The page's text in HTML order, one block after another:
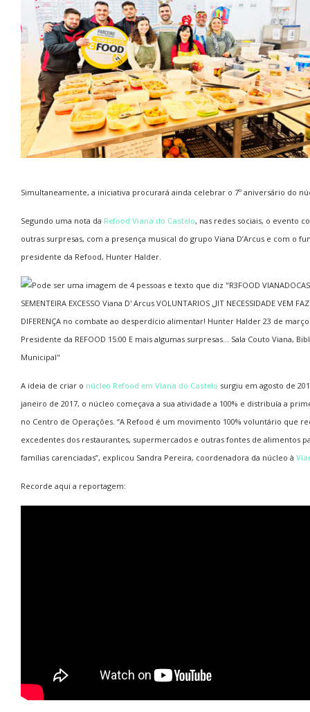
Simultaneamente, a iniciativa procurará ainda celebrar o 7º aniversário do
Segundo uma nota da Refood Viana do Castelo, nas redes sociais, o evento
outras surpresas, com a presença musical do grupo Viana D’Arcus e com o
presidente da Refood, Hunter Halder.
A ideia de criar o núcleo Refood em Viana do Castelo surgiu em agosto de
janeiro de 2017, o núcleo começava a sua atividade a 100% e distribuía a
no Centro de Operações. “A Refood é um movimento 100% voluntário que
excedentes dos restaurantes, supermercados e outras fontes de alimentos
famílias carenciadas”, explicou Sandra Pereira, coordenadora da núcleo à
Recorde aqui a reportagem: